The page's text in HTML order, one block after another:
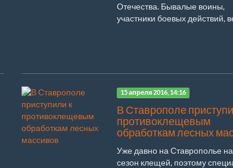
Отечества. Бывалые воины,
участники боевых действий,
15 апреля 2016, 14:16
В Ставрополе
противоклещевым
обработкам лесных
Уже давно на Ставрополье
сезон клещей, поэтому